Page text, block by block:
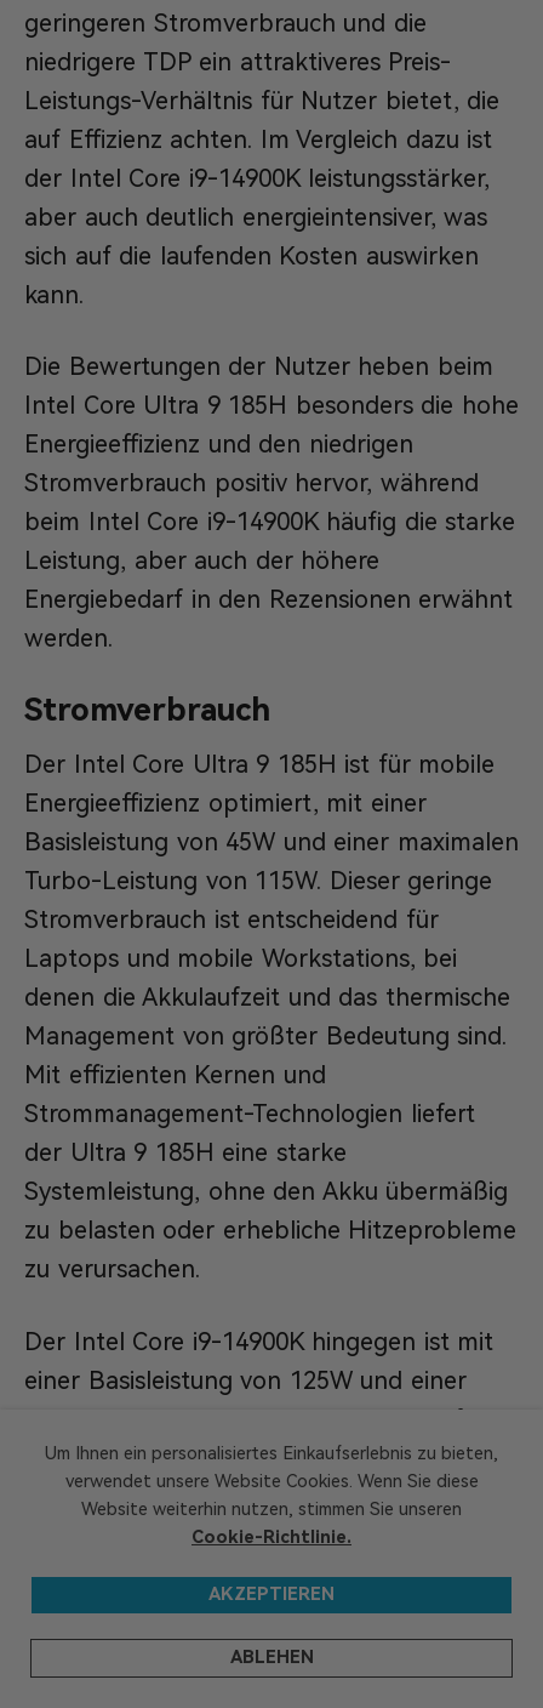
geringeren Stromverbrauch und die
niedrigere TDP ein attraktiveres Preis-
Leistungs-Verhältnis für Nutzer bietet, die
auf Effizienz achten. Im Vergleich dazu ist
der Intel Core i9-14900K leistungsstärker,
aber auch deutlich energieintensiver, was
sich auf die laufenden Kosten auswirken
kann.
Die Bewertungen der Nutzer heben beim
Intel Core Ultra 9 185H besonders die hohe
Energieeffizienz und den niedrigen
Stromverbrauch positiv hervor, während
beim Intel Core i9-14900K häufig die starke
Leistung, aber auch der höhere
Energiebedarf in den Rezensionen erwähnt
werden.
Stromverbrauch
Der Intel Core Ultra 9 185H ist für mobile
Energieeffizienz optimiert, mit einer
Basisleistung von 45W und einer maximalen
Turbo-Leistung von 115W. Dieser geringe
Stromverbrauch ist entscheidend für
Laptops und mobile Workstations, bei
denen die Akkulaufzeit und das thermische
Management von größter Bedeutung sind.
Mit effizienten Kernen und
Strommanagement-Technologien liefert
der Ultra 9 185H eine starke
Systemleistung, ohne den Akku übermäßig
zu belasten oder erhebliche Hitzeprobleme
zu verursachen.
Der Intel Core i9-14900K hingegen ist mit
einer Basisleistung von 125W und einer
maximalen Turbo-Leistung von 253W für
leistungsstarke Desktop-Umgebungen
ausgelegt. Der vergleichsweise hohe
Energieverbrauch ist durch die überlegene
Leistung gerechtfertigt, erfordert jedoch
eine robuste Kühlung, um die
Wärmeabgabe effektiv zu managen. Der
Um Ihnen ein personalisiertes Einkaufserlebnis zu bieten,
verwendet unsere Website Cookies. Wenn Sie diese
Website weiterhin nutzen, stimmen Sie unseren
Cookie-Richtlinie.
AKZEPTIEREN
ABLEHEN